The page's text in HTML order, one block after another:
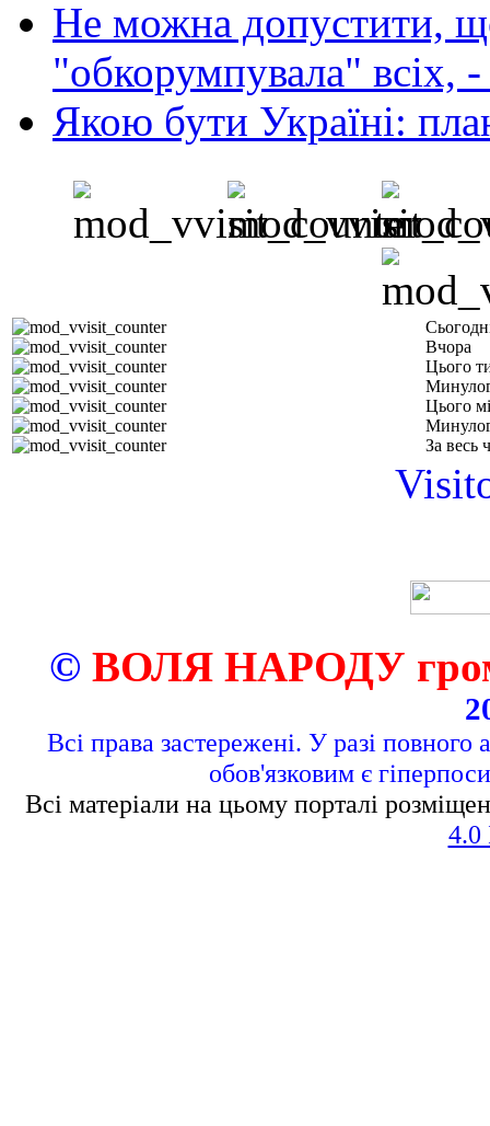
Не можна допустити,
"обкорумпувала" всіх,
Якою бути Україні:
Вчора
Цього
Цього
За весь
© ВОЛЯ НАРОДУ
Всі права застережені. У разі повного
обов'язковим є
Всі матеріали на цьому порталі
4.0